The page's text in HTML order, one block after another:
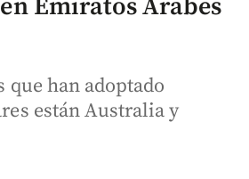
Emiratos Árabes
que han adoptado
están Australia y